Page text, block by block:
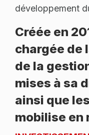
développement
Créée en
chargée de
de la
mises à sa
ainsi que
mobilise en